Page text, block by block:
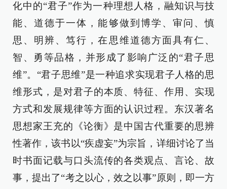
化中的“君子”作为一种理想人格，融知识与技
能、道德于一体，能够做到博学、审问、慎
思、明辨、笃行，在思维道德方面具有仁、
智、勇等品格，并形成了影响广泛的“君子思
维”。“君子思维”是一种追求实现君子人格的思
维形式，是对君子的本质、特征、作用、实现
方式和发展规律等方面的认识过程。东汉著名
思想家王充的《论衡》是中国古代重要的思辨
性著作，该书以“疾虚妄”为宗旨，详细讨论了当
时书面记载与口头流传的各类观点、言论、故
事，提出了“考之以心，效之以事”原则，即一方